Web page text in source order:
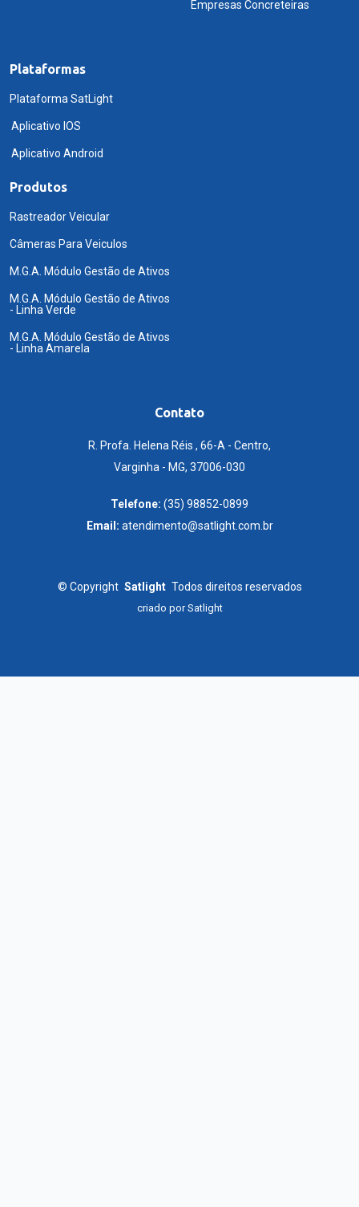
Empresas Concreteiras
Plataformas
Plataforma SatLight
Aplicativo IOS
Aplicativo Android
Produtos
Rastreador Veicular
Câmeras Para Veiculos
M.G.A. Módulo Gestão de Ativos
M.G.A. Módulo Gestão de Ativos
- Linha Verde
M.G.A. Módulo Gestão de Ativos
- Linha Amarela
Contato
R. Profa. Helena Réis , 66-A - Centro,
Varginha - MG, 37006-030
Telefone: (35) 98852-0899
Email: atendimento@satlight.com.br
© Copyright Satlight Todos direitos reservados
criado porSatlight